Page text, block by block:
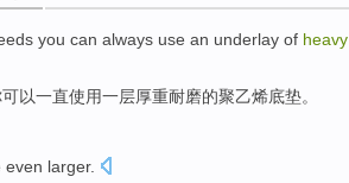
you can always use an underlay of heavy
可以一直使用一层厚重耐磨的聚乙烯底垫。
even larger.